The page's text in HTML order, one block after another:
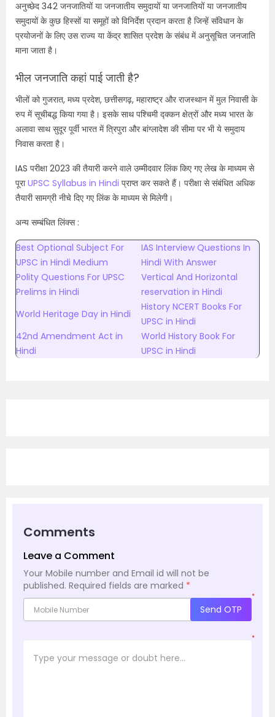
अनुच्छेद 342 जनजातियों या जनजातीय समुदायों या जनजातियों या जनजातीय
समुदायों के कुछ हिस्सों या समूहों को विनिर्देश प्रदान करता है जिन्हें संविधान के
प्रयोजनों के लिए उस राज्य या केंद्र शासित प्रदेश के संबंध में अनुसूचित जनजाति
माना जाता है।
भील जनजाति कहां पाई जाती है?
भीलों को गुजरात, मध्य प्रदेश, छत्तीसगढ़, महाराष्ट्र और राजस्थान में मुल निवासी के
रुप में सूचीबद्ध किया गया है। इसके साथ पश्चिमी द्क्कन क्षेत्रों और मध्य भारत के
अलावा साथ सुदूर पूर्वी भारत में त्रिपुरा और बांग्लादेश की सीमा पर भी ये समुदाय
निवास करता है।
IAS परीक्षा 2023 की तैयारी करने वाले उम्मीदवार लिंक किए गए लेख के माध्यम से
पूराUPSC Syllabus in Hindi प्राप्त कर सकते हैं। परीक्षा से संबंधित अधिक
तैयारी सामग्री नीचे दिए गए लिंक के माध्यम से मिलेगी।
अन्य सम्बंधित लिंक्स :
Best Optional Subject For
UPSC in Hindi Medium
IAS Interview Questions In
Hindi With Answer
Polity Questions For UPSC
Prelims in Hindi
Vertical And Horizontal
reservation in Hindi
World Heritage Day in Hindi
History NCERT Books For
UPSC in Hindi
42nd Amendment Act in
Hindi
World History Book For
UPSC in Hindi
Comments
Leave a Comment
Your Mobile number and Email id will not be
published. Required fields are marked *
*
Send OTP
*